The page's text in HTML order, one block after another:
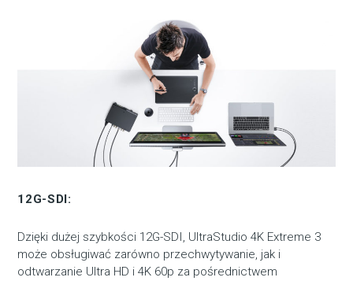
12G-SDI:
Dzięki dużej szybkości 12G-SDI, UltraStudio 4K Extreme 3
może obsługiwać zarówno przechwytywanie, jak i
odtwarzanie Ultra HD i 4K 60p za pośrednictwem